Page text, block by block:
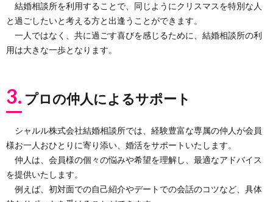
結婚相談所を利用することで、同じようにクリスマスを特別な人
と過ごしたいと考える方と出逢うことができます。
一人ではなく、共に過ごす喜びを感じるために、結婚相談所の利
用は大きな一歩となります。
3. プロの仲人によるサポート
シャルル株式会社結婚相談所では、経験豊富な専属の仲人が会員
様お一人おひとりに寄り添い、婚活をサポートいたします。
仲人は、会員様の個々の悩みや希望を理解し、最適なアドバイス
を提供いたします。
例えば、初対面での自己紹介やデートでの会話のコツなど、具体